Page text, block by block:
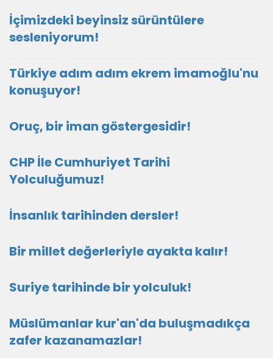
İçimizdeki beyinsiz sürüntülere
sesleniyorum!
Türkiye adım adım ekrem imamoğlu'nu
konuşuyor!
Oruç, bir iman göstergesidir!
CHP İle Cumhuriyet Tarihi
Yolculuğumuz!
İnsanlık tarihinden dersler!
Bir millet değerleriyle ayakta kalır!
Suriye tarihinde bir yolculuk!
Müslümanlar kur'an'da buluşmadıkça
zafer kazanamazlar!